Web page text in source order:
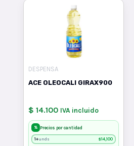
DESPENSA
ACE OLEOCALI GIRAX900
$ 14.100 IVA incluido
% Precios por cantidad
1+unds $14,100